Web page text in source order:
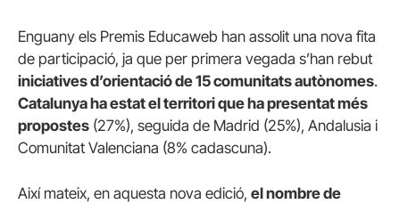
Enguany els Premis Educaweb han assolit una nova fita
de participació, ja que per primera vegada s’han rebut
iniciatives d’orientació de 15 comunitats autònomes.
Catalunya ha estat el territori que ha presentat més
propostes (27%), seguida de Madrid (25%), Andalusia i
Comunitat Valenciana (8% cadascuna).
Així mateix, en aquesta nova edició, el nombre de